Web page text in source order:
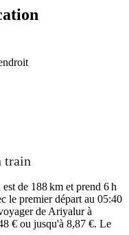
train
de 188 km et prend 6 h
le premier départ au 05:40
de Ariyalur à
€ ou jusqu'à 8,87 €. Le